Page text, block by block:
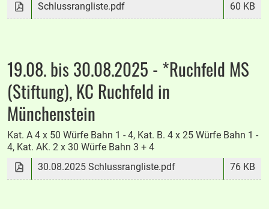
Schlussrangliste.pdf
60 KB
19.08. bis 30.08.2025 - *Ruchfeld MS
(Stiftung), KC Ruchfeld in
Münchenstein
Kat. A 4 x 50 Würfe Bahn 1 - 4, Kat. B. 4 x 25 Würfe Bahn 1 -
4, Kat. AK. 2 x 30 Würfe Bahn 3 + 4
30.08.2025 Schlussrangliste.pdf
76 KB